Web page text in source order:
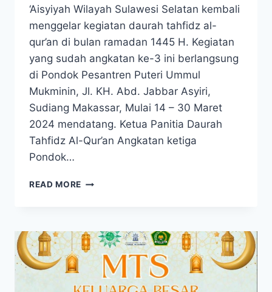
‘Aisyiyah Wilayah Sulawesi Selatan kembali
menggelar kegiatan daurah tahfidz al-
qur’an di bulan ramadan 1445 H. Kegiatan
yang sudah angkatan ke-3 ini berlangsung
di Pondok Pesantren Puteri Ummul
Mukminin, Jl. KH. Abd. Jabbar Asyiri,
Sudiang Makassar, Mulai 14 – 30 Maret
2024 mendatang. Ketua Panitia Daurah
Tahfidz Al-Qur’an Angkatan ketiga
Pondok…
READ MORE